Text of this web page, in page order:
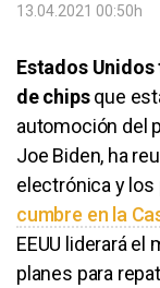
13.04.2021 00:50h
Estados
de chipsque
automoción del
Joe Biden, ha
electrónica y
cumbre en la
EEUU liderará
planes para